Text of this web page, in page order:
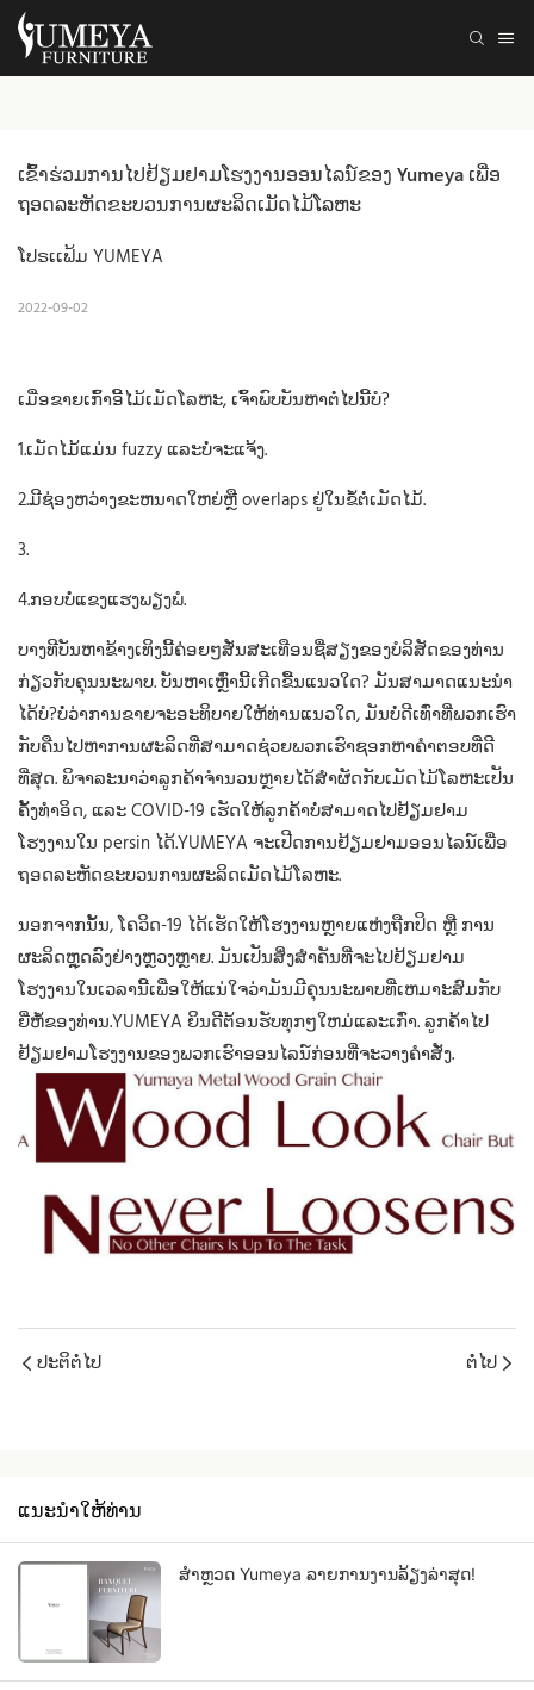
ເຂົ້າຮ່ວມການໄປຢ້ຽມຢາມໂຮງງານອອນໄລນ໌ຂອງ Yumeya ເພື່ອ
ຖອດລະຫັດຂະບວນການຜະລິດເມັດໄມ້ໂລຫະ
ໂປຣເເຟ້ມ YUMEYA
2022-09-02
ເມື່ອຂາຍເກົ້າອີ້ໄມ້ເມັດໂລຫະ, ເຈົ້າພົບບັນຫາຕໍ່ໄປນີ້ບໍ?
1.ເມັດໄມ້ແມ່ນ fuzzy ແລະບໍ່ຈະແຈ້ງ.
2.ມີຊ່ອງຫວ່າງຂະຫນາດໃຫຍ່ຫຼື overlaps ຢູ່ໃນຂໍ້ຕໍ່ເມັດໄມ້.
3.
4.ກອບບໍ່ແຂງແຮງພຽງພໍ.
ບາງທີບັນຫາຂ້າງເທິງນີ້ຄ່ອຍໆສັ່ນສະເທືອນຊື່ສຽງຂອງບໍລິສັດຂອງທ່ານ
ກ່ຽວກັບຄຸນນະພາບ. ບັນຫາເຫຼົ່ານີ້ເກີດຂື້ນແນວໃດ? ມັນສາມາດແນະນໍາ
ໄດ້ບໍ?ບໍ່ວ່າການຂາຍຈະອະທິບາຍໃຫ້ທ່ານແນວໃດ, ມັນບໍ່ດີເທົ່າທີ່ພວກເຮົາ
ກັບຄືນໄປຫາການຜະລິດທີ່ສາມາດຊ່ວຍພວກເຮົາຊອກຫາຄໍາຕອບທີ່ດີ
ທີ່ສຸດ. ພິຈາລະນາວ່າລູກຄ້າຈໍານວນຫຼາຍໄດ້ສໍາຜັດກັບເມັດໄມ້ໂລຫະເປັນ
ຄັ້ງທໍາອິດ, ແລະ COVID-19 ເຮັດໃຫ້ລູກຄ້າບໍ່ສາມາດໄປຢ້ຽມຢາມ
ໂຮງງານໃນ persin ໄດ້.YUMEYA ຈະເປີດການຢ້ຽມຢາມອອນໄລນ໌ເພື່ອ
ຖອດລະຫັດຂະບວນການຜະລິດເມັດໄມ້ໂລຫະ.
ນອກຈາກນັ້ນ, ໂຄວິດ-19 ໄດ້ເຮັດໃຫ້ໂຮງງານຫຼາຍແຫ່ງຖືກປິດ ຫຼື ການ
ຜະລິດຫຼຸດລົງຢ່າງຫຼວງຫຼາຍ. ມັນເປັນສິ່ງສໍາຄັນທີ່ຈະໄປຢ້ຽມຢາມ
ໂຮງງານໃນເວລານີ້ເພື່ອໃຫ້ແນ່ໃຈວ່າມັນມີຄຸນນະພາບທີ່ເຫມາະສົມກັບ
ຍີ່ຫໍ້ຂອງທ່ານ.YUMEYA ຍິນດີຕ້ອນຮັບທຸກໆໃຫມ່ແລະເກົ່າ. ລູກຄ້າໄປ
ຢ້ຽມຢາມໂຮງງານຂອງພວກເຮົາອອນໄລນ໌ກ່ອນທີ່ຈະວາງຄໍາສັ່ງ.
ປະຕິຕໍ່ໄປ ຕໍ່ໄປ
ແນະນໍາໃຫ້ທ່ານ
ສຳຫຼວດ Yumeya ລາຍການງານລ້ຽງລ່າສຸດ!